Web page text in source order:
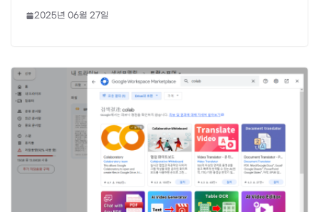
2025년 06월 27일